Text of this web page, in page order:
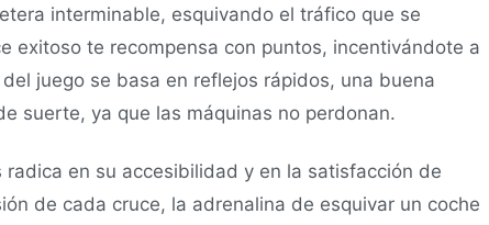
interminable, esquivando el tráfico que se
exitoso te recompensa con puntos, incentivándote a
juego se basa en reflejos rápidos, una buena
suerte, ya que las máquinas no perdonan.
en su accesibilidad y en la satisfacción de
de cada cruce, la adrenalina de esquivar un coche